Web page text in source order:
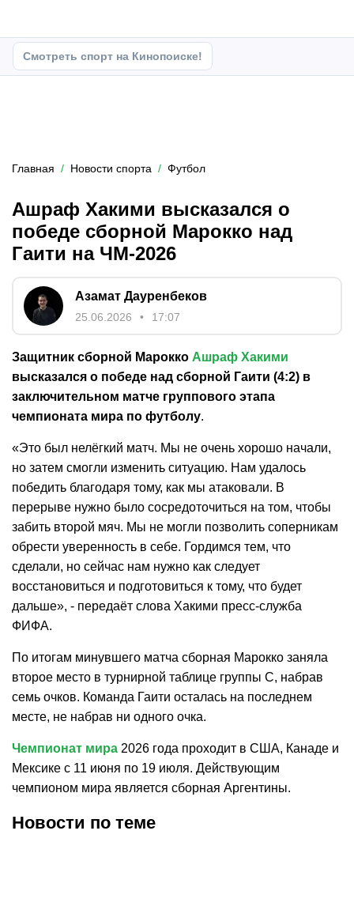
Смотреть спорт на Кинопоиске!
Главная Новости спорта Футбол
Ашраф Хакими высказался о
победе сборной Марокко над
Гаити на ЧМ-2026
Азамат Дауренбеков
25.06.2026 17:07
Защитник сборной Марокко Ашраф Хакими
высказался о победе над сборной Гаити (4:2) в
заключительном матче группового этапа
чемпионата мира по футболу.
«Это был нелёгкий матч. Мы не очень хорошо начали,
но затем смогли изменить ситуацию. Нам удалось
победить благодаря тому, как мы атаковали. В
перерыве нужно было сосредоточиться на том, чтобы
забить второй мяч. Мы не могли позволить соперникам
обрести уверенность в себе. Гордимся тем, что
сделали, но сейчас нам нужно как следует
восстановиться и подготовиться к тому, что будет
дальше», - передаёт слова Хакими пресс-служба
ФИФА.
По итогам минувшего матча сборная Марокко заняла
второе место в турнирной таблице группы С, набрав
семь очков. Команда Гаити осталась на последнем
месте, не набрав ни одного очка.
Чемпионат мира 2026 года проходит в США, Канаде и
Мексике с 11 июня по 19 июля. Действующим
чемпионом мира является сборная Аргентины.
Новости по теме